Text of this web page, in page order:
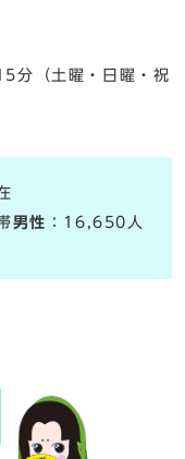
分（土曜・日曜・祝
男性 ：16,650人